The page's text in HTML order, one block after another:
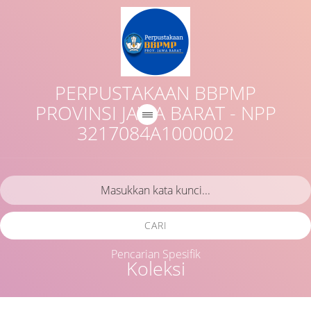
PERPUSTAKAAN BBPMP
PROVINSI JAWA BARAT - NPP
3217084A1000002
Koleksi
CARI
Pencarian Spesifik